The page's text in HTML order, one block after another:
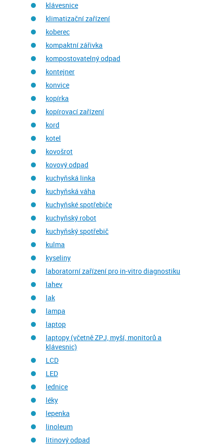
klávesnice
klimatizační zařízení
koberec
kompaktní zářivka
kompostovatelný odpad
kontejner
konvice
kopírka
kopírovací zařízení
kord
kotel
kovošrot
kovový odpad
kuchyňská linka
kuchyňská váha
kuchyňské spotřebiče
kuchyňský robot
kuchyňský spotřebič
kulma
kyseliny
laboratorní zařízení pro in-vitro diagnostiku
lahev
lak
lampa
laptop
laptopy (včetně ZPJ, myší, monitorů a
klávesnic)
LCD
LED
lednice
léky
lepenka
linoleum
litinový odpad